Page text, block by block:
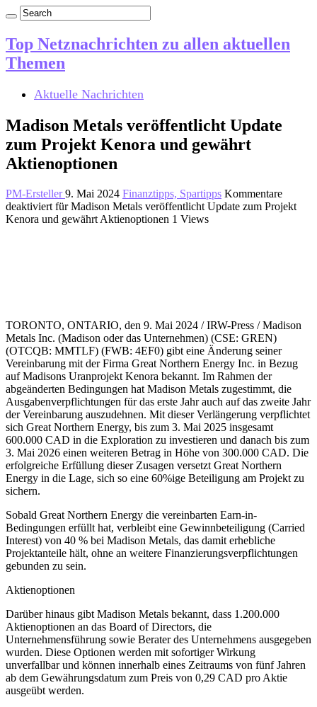
Top Netznachrichten zu allen aktuellen
Themen
Aktuelle Nachrichten
Madison Metals veröffentlicht Update
zum Projekt Kenora und gewährt
Aktienoptionen
PM-Ersteller9. Mai 2024 Finanztipps, Spartipps Kommentare
deaktiviert für Madison Metals veröffentlicht Update zum Projekt
Kenora und gewährt Aktienoptionen 1 Views
TORONTO, ONTARIO, den 9. Mai 2024 / IRW-Press / Madison
Metals Inc. (Madison oder das Unternehmen) (CSE: GREN)
(OTCQB: MMTLF) (FWB: 4EF0) gibt eine Änderung seiner
Vereinbarung mit der Firma Great Northern Energy Inc. in Bezug
auf Madisons Uranprojekt Kenora bekannt. Im Rahmen der
abgeänderten Bedingungen hat Madison Metals zugestimmt, die
Ausgabenverpflichtungen für das erste Jahr auch auf das zweite Jahr
der Vereinbarung auszudehnen. Mit dieser Verlängerung verpflichtet
sich Great Northern Energy, bis zum 3. Mai 2025 insgesamt
600.000 CAD in die Exploration zu investieren und danach bis zum
3. Mai 2026 einen weiteren Betrag in Höhe von 300.000 CAD. Die
erfolgreiche Erfüllung dieser Zusagen versetzt Great Northern
Energy in die Lage, sich so eine 60%ige Beteiligung am Projekt zu
sichern.
Sobald Great Northern Energy die vereinbarten Earn-in-
Bedingungen erfüllt hat, verbleibt eine Gewinnbeteiligung (Carried
Interest) von 40 % bei Madison Metals, das damit erhebliche
Projektanteile hält, ohne an weitere Finanzierungsverpflichtungen
gebunden zu sein.
Aktienoptionen
Darüber hinaus gibt Madison Metals bekannt, dass 1.200.000
Aktienoptionen an das Board of Directors, die
Unternehmensführung sowie Berater des Unternehmens ausgegeben
wurden. Diese Optionen werden mit sofortiger Wirkung
unverfallbar und können innerhalb eines Zeitraums von fünf Jahren
ab dem Gewährungsdatum zum Preis von 0,29 CAD pro Aktie
ausgeübt werden.